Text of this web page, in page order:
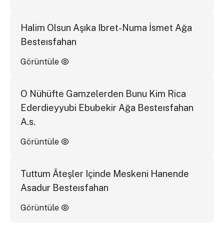
Halim Olsun Aşıka Ibret-Numa İsmet Ağa
Besteısfahan
Görüntüle
O Nühüfte Gamzelerden Bunu Kim Rica
Ederdieyyubi Ebubekir Ağa Besteısfahan
A.s.
Görüntüle
Tuttum Âteşler Içinde Meskeni Hanende
Asadur Besteısfahan
Görüntüle